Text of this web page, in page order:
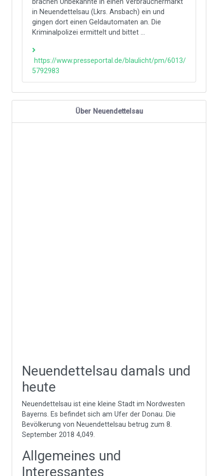
brachen Unbekannte in einen Verbrauchermarkt
in Neuendettelsau (Lkrs. Ansbach) ein und
gingen dort einen Geldautomaten an. Die
Kriminalpolizei ermittelt und bittet ...
https://www.presseportal.de/blaulicht/pm/6013/
5792983
Über Neuendettelsau
Neuendettelsau damals und
heute
Neuendettelsau ist eine kleine Stadt im Nordwesten
Bayerns. Es befindet sich am Ufer der Donau. Die
Bevölkerung von Neuendettelsau betrug zum 8.
September 2018 4,049.
Allgemeines und
Interessantes